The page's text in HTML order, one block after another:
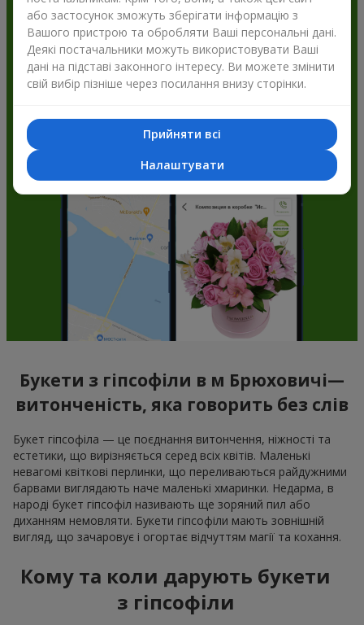
Flowers.ua і отримуйте бонуси
Букети з гіпсофіли в м Брюховичі—
витонченість, яка говорить без слів
Букет гіпсофіла — це поєднання витончення, ніжності та
естетики, що вирізняється серед всіх квітів. Маленькі
невагомі квіткові перлинки, що переливаються райдужними
барвами виглядають наче маленькі хмаринки. Недарма, в
народі букет гіпсофіл називають ще зоряний пил або
диханням немовляти. Букети гіпсофіли мають зовнішній
вигляд, що зачаровує і огортає відчуттям магії та кохання.
Кому та коли дарують букети
з гіпсофіли
або застосунок зможуть зберігати інформацію з
Вашого пристрою та обробляти Ваші персональні дані.
Деякі постачальники можуть використовувати Ваші
дані на підставі законного інтересу. Ви можете змінити
свій вибір пізніше через посилання внизу сторінки.
Прийняти всі
Налаштувати